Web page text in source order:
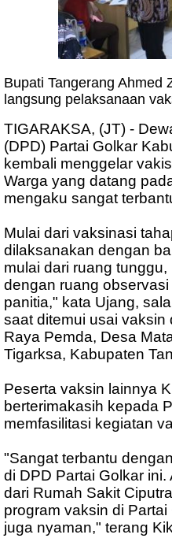
Bupati Tangerang Ahmed
langsung pelaksanaan
TIGARAKSA, (JT) -
(DPD) Partai Golkar
kembali menggelar
Warga yang datang
mengaku sangat
Mulai dari vaksinasi
dilaksanakan dengan
mulai dari ruang
dengan ruang
panitia," kata Ujang,
saat ditemui usai vaksin
Raya Pemda, Desa
Tigarksa, Kabupaten
Peserta vaksin lainnya
berterimakasih kepada
memfasilitasi kegiatan
"Sangat terbantu
di DPD Partai Golkar
dari Rumah Sakit
program vaksin di
juga nyaman," terang